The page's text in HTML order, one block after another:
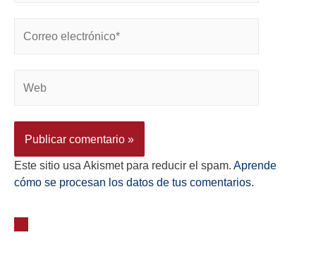
Este sitio usa Akismet para reducir el spam. Aprende
cómo se procesan los datos de tus comentarios.